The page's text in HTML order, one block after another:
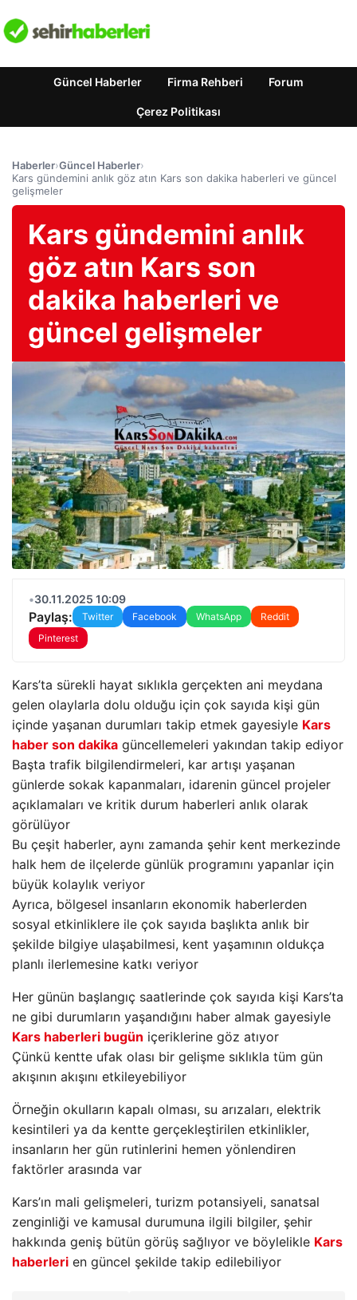
Güncel Haberler Firma Rehberi Forum
Çerez Politikası
Haberler›Güncel Haberler›
Kars gündemini anlık göz atın Kars son dakika haberleri ve güncel
gelişmeler
Kars gündemini anlık
göz atın Kars son
dakika haberleri ve
güncel gelişmeler
•30.11.2025 10:09
Paylaş: Twitter Facebook WhatsApp
Reddit
Pinterest
Kars’ta sürekli hayat sıklıkla gerçekten ani meydana
gelen olaylarla dolu olduğu için çok sayıda kişi gün
içinde yaşanan durumları takip etmek gayesiyle Kars
haber son dakika güncellemeleri yakından takip ediyor
Başta trafik bilgilendirmeleri, kar artışı yaşanan
günlerde sokak kapanmaları, idarenin güncel projeler
açıklamaları ve kritik durum haberleri anlık olarak
görülüyor
Bu çeşit haberler, aynı zamanda şehir kent merkezinde
halk hem de ilçelerde günlük programını yapanlar için
büyük kolaylık veriyor
Ayrıca, bölgesel insanların ekonomik haberlerden
sosyal etkinliklere ile çok sayıda başlıkta anlık bir
şekilde bilgiye ulaşabilmesi, kent yaşamının oldukça
planlı ilerlemesine katkı veriyor
Her günün başlangıç saatlerinde çok sayıda kişi Kars’ta
ne gibi durumların yaşandığını haber almak gayesiyle
Kars haberleri bugün içeriklerine göz atıyor
Çünkü kentte ufak olası bir gelişme sıklıkla tüm gün
akışının akışını etkileyebiliyor
Örneğin okulların kapalı olması, su arızaları, elektrik
kesintileri ya da kentte gerçekleştirilen etkinlikler,
insanların her gün rutinlerini hemen yönlendiren
faktörler arasında var
Kars’ın mali gelişmeleri, turizm potansiyeli, sanatsal
zenginliği ve kamusal durumuna ilgili bilgiler, şehir
hakkında geniş bütün görüş sağlıyor ve böylelikle Kars
haberleri en güncel şekilde takip edilebiliyor